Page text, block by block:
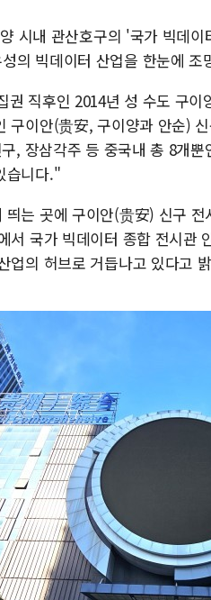
시내 관산호구의 '국가 빅데
의 빅데이터 산업을 한눈에
권 직후인 2014년 성 수도 구
구이안(贵安, 구이양과 안순)
, 장삼각주 등 중국내 총 8개
습니다."
띄는 곳에 구이안(贵安) 신구
서 국가 빅데이터 종합 전시관
업의 허브로 거듭나고 있다고